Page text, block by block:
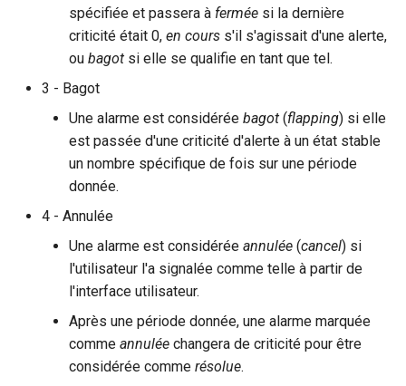
spécifiée et passera à fermée si la dernière
criticité était 0, en cours s'il s'agissait d'une alerte,
ou bagot si elle se qualifie en tant que tel.
3 - Bagot
Une alarme est considérée bagot (flapping) si elle
est passée d'une criticité d'alerte à un état stable
un nombre spécifique de fois sur une période
donnée.
4 - Annulée
Une alarme est considérée annulée (cancel) si
l'utilisateur l'a signalée comme telle à partir de
l'interface utilisateur.
Après une période donnée, une alarme marquée
comme annulée changera de criticité pour être
considérée comme résolue.